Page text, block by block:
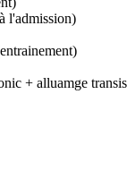
l'admission)
+ alluamge